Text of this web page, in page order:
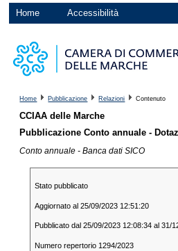
Home Accessibilità
Home Pubblicazione Relazioni Contenuto
CCIAA delle Marche
Pubblicazione Conto annuale -
Conto annuale - Banca dati SICO
Stato pubblicato
Aggiornato al 25/09/2023 12:51:20
Pubblicato dal 25/09/2023 12:08:34 al 31/
Numero repertorio 1294/2023